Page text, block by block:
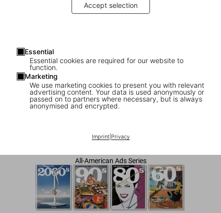
Accept selection
Essential
Essential cookies are required for our website to
function.
Marketing
We use marketing cookies to present you with relevant
advertising content. Your data is used anonymously or
passed on to partners where necessary, but is always
anonymised and encrypted.
Imprint| Privacy
1/9
US$ 40
All-American Ads Series